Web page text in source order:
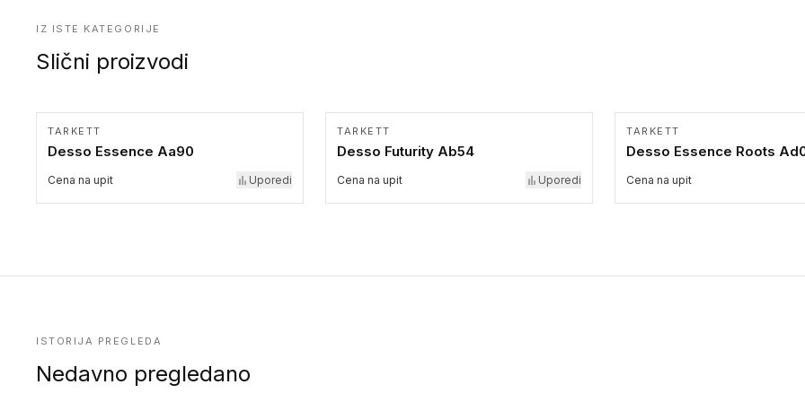
IZ ISTE KATEGORIJE
Slični proizvodi
TARKETT
Desso Essence Aa90
Cena na upit Uporedi
TARKETT
Desso Futurity Ab54
Cena na upit Uporedi
TARKETT
Desso Essence Roots
Cena na upit
ISTORIJA PREGLEDA
Nedavno pregledano